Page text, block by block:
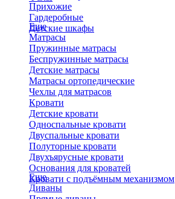
Прихожие
Гардеробные
Детские шкафы
Еще
Матрасы
Пружинные матрасы
Беспружинные матрасы
Детские матрасы
Матрасы ортопедические
Чехлы для матрасов
Кровати
Детские кровати
Односпальные кровати
Двуспальные кровати
Полуторные кровати
Двухъярусные кровати
Основания для кроватей
Кровати с подъёмным механизмом
Еще
Диваны